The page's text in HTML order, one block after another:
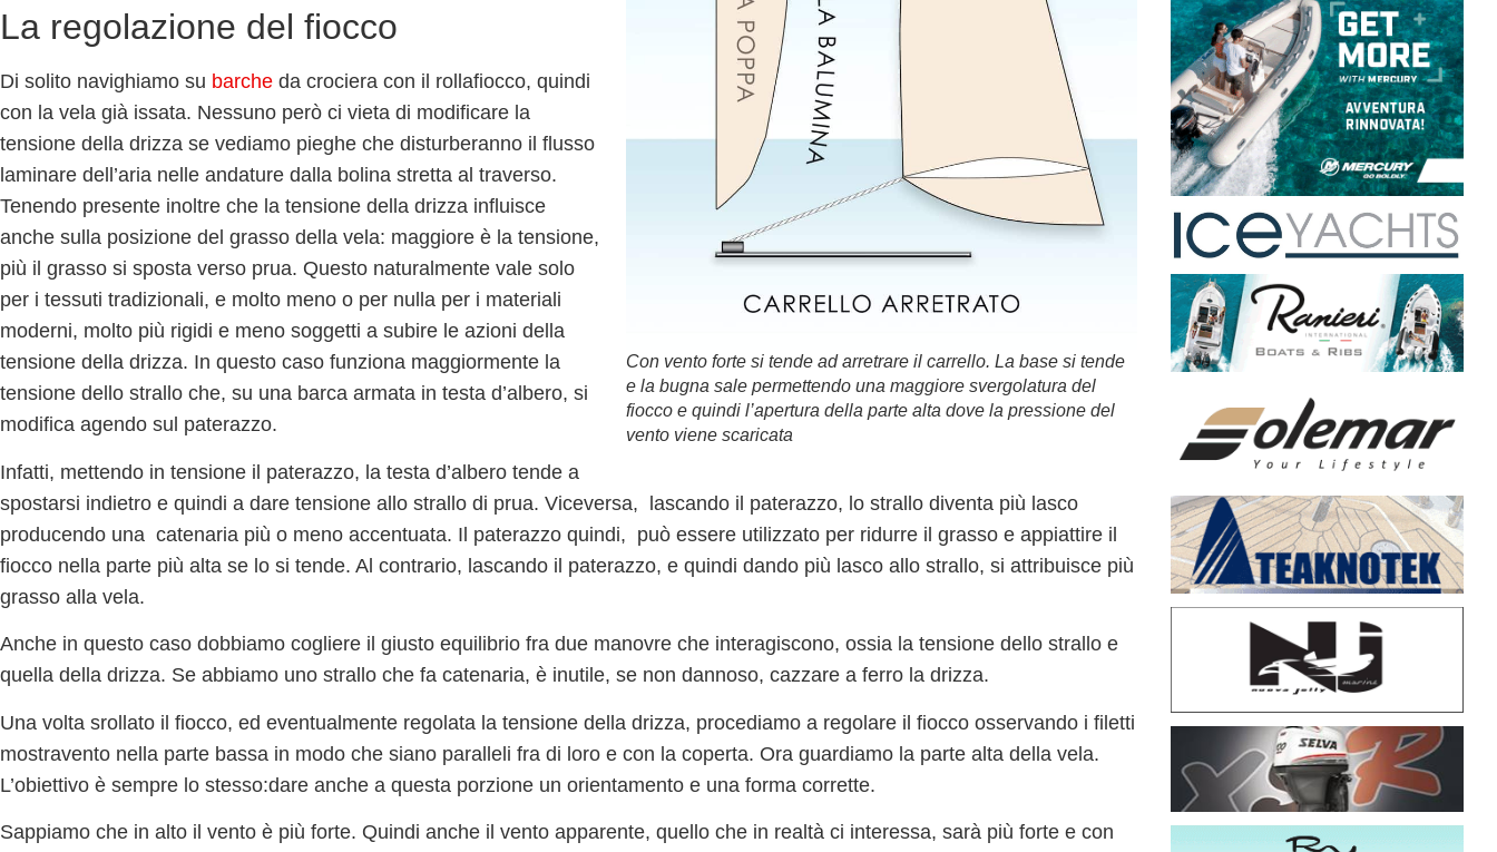
Con vento forte si tende ad arretrare il carrello. La base si tende
e la bugna sale permettendo una maggiore svergolatura del
fiocco e quindi l’apertura della parte alta dove la pressione del
vento viene scaricata
La regolazione del fiocco
Di solito navighiamo su barche da crociera con il rollafiocco, quindi
con la vela già issata. Nessuno però ci vieta di modificare la
tensione della drizza se vediamo pieghe che disturberanno il flusso
laminare dell’aria nelle andature dalla bolina stretta al traverso.
Tenendo presente inoltre che la tensione della drizza influisce
anche sulla posizione del grasso della vela: maggiore è la tensione,
più il grasso si sposta verso prua. Questo naturalmente vale solo
per i tessuti tradizionali, e molto meno o per nulla per i materiali
moderni, molto più rigidi e meno soggetti a subire le azioni della
tensione della drizza. In questo caso funziona maggiormente la
tensione dello strallo che, su una barca armata in testa d’albero, si
modifica agendo sul paterazzo.
Infatti, mettendo in tensione il paterazzo, la testa d’albero tende a
spostarsi indietro e quindi a dare tensione allo strallo di prua. Viceversa, lascando il paterazzo, lo strallo diventa più lasco
producendo una catenaria più o meno accentuata. Il paterazzo quindi, può essere utilizzato per ridurre il grasso e appiattire il
fiocco nella parte più alta se lo si tende. Al contrario, lascando il paterazzo, e quindi dando più lasco allo strallo, si attribuisce più
grasso alla vela.
Anche in questo caso dobbiamo cogliere il giusto equilibrio fra due manovre che interagiscono, ossia la tensione dello strallo e
quella della drizza. Se abbiamo uno strallo che fa catenaria, è inutile, se non dannoso, cazzare a ferro la drizza.
Una volta srollato il fiocco, ed eventualmente regolata la tensione della drizza, procediamo a regolare il fiocco osservando i filetti
mostravento nella parte bassa in modo che siano paralleli fra di loro e con la coperta. Ora guardiamo la parte alta della vela.
L’obiettivo è sempre lo stesso:dare anche a questa porzione un orientamento e una forma corrette.
Sappiamo che in alto il vento è più forte. Quindi anche il vento apparente, quello che in realtà ci interessa, sarà più forte e con